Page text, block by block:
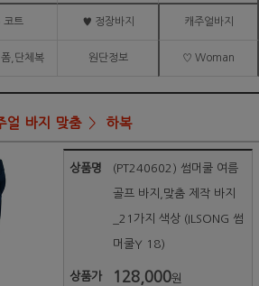
코트 ♥ 정장바지 캐주얼바지
,단체복 원단정보 ♡ Woman
얼 바지 맞춤 하복
상품명 (PT240602) 썸머쿨 여름
골프 바지,맞춤 제작 바지
_21가지 색상 (ILSONG 썸
머쿨Y 18)
상품가 128,000원